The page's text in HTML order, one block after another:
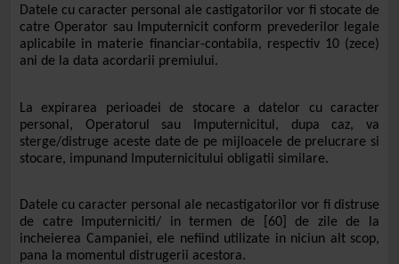
Datele cu caracter personal ale castigatorilor vor fi stocate de
catre Operator sau Imputernicit conform prevederilor legale
aplicabile in materie financiar-contabila, respectiv 10 (zece)
ani de la data acordarii premiului.
La expirarea perioadei de stocare a datelor cu caracter
personal, Operatorul sau Imputernicitul, dupa caz, va
sterge/distruge aceste date de pe mijloacele de prelucrare si
stocare, impunand Imputernicitului obligatii similare.
Datele cu caracter personal ale necastigatorilor vor fi distruse
de catre Imputerniciti/ in termen de [60] de zile de la
incheierea Campaniei, ele nefiind utilizate in niciun alt scop,
pana la momentul distrugerii acestora.